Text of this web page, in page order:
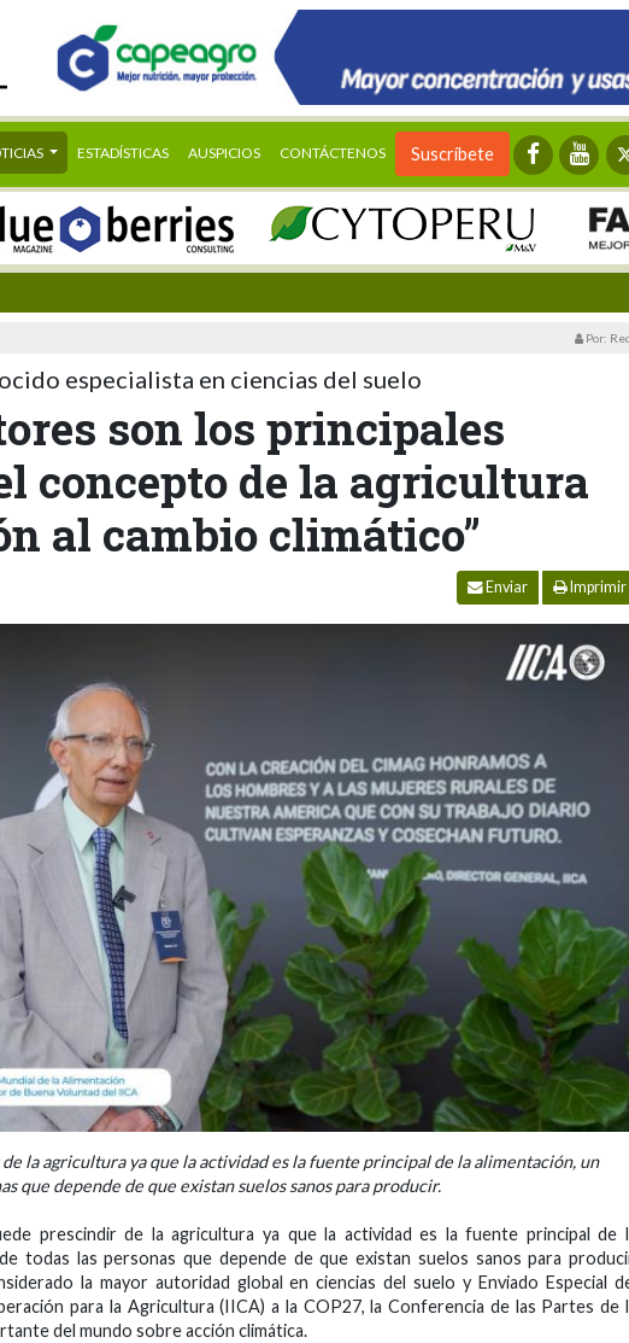
ESTADÍSTICAS AUSPICIOS CONTÁCTENOS Suscríbete
Por:
especialista en ciencias del suelo
son los principales
concepto de la agricultura
al cambio climático”
Enviar Imprimir
la agricultura ya que la actividad es la fuente principal de la alimentación, un
que depende de que existan suelos sanos para producir.
prescindir de la agricultura ya que la actividad es la fuente principal de
todas las personas que depende de que existan suelos sanos para
la mayor autoridad global en ciencias del suelo y Enviado Especial
para la Agricultura (IICA) a la COP27, la Conferencia de las Partes de
del mundo sobre acción climática.